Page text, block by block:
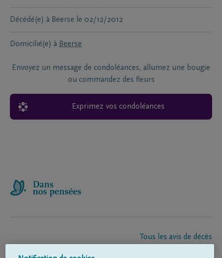
Décédé(e) à Beerse le 02/12/2012
Domicilié(e) à Beerse
Envoyez un message de condoléances, allumez une bougie
ou commandez des fleurs
Exprimez vos condoléances
Tous les avis de décès